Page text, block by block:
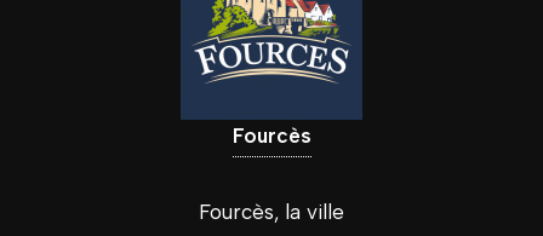
Fourcès
Fourcès, la ville